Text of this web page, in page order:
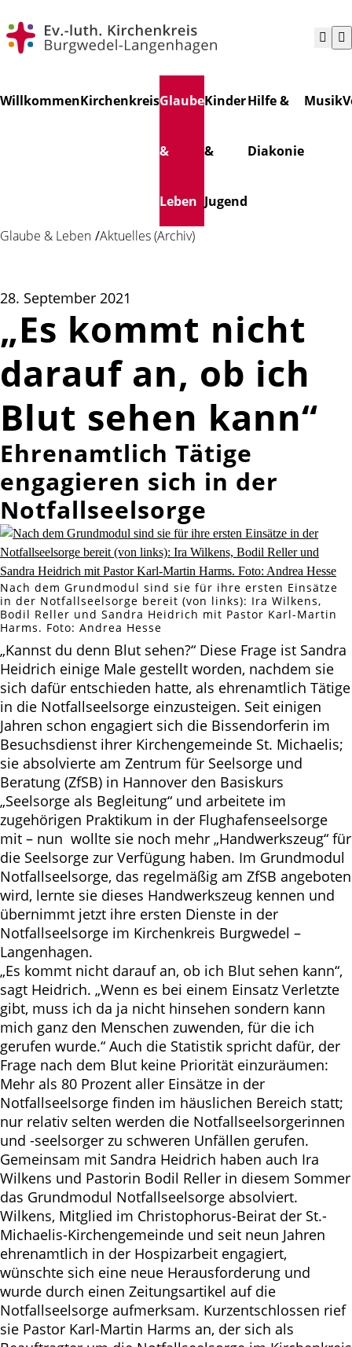
überspringen
WillkommenKirchenkreisGlaube
&
Leben
Kinder
&
Jugend
Hilfe &
Diakonie
Musik
Glaube & Leben Aktuelles (Archiv)
28. September 2021
„Es kommt nicht
darauf an, ob ich
Blut sehen kann“
Ehrenamtlich Tätige
engagieren sich in der
Notfallseelsorge
Nach dem Grundmodul sind sie für ihre ersten Einsätze
in der Notfallseelsorge bereit (von links): Ira Wilkens,
Bodil Reller und Sandra Heidrich mit Pastor Karl-Martin
Harms. Foto: Andrea Hesse
„Kannst du denn Blut sehen?“ Diese Frage ist Sandra
Heidrich einige Male gestellt worden, nachdem sie
sich dafür entschieden hatte, als ehrenamtlich Tätige
in die Notfallseelsorge einzusteigen. Seit einigen
Jahren schon engagiert sich die Bissendorferin im
Besuchsdienst ihrer Kirchengemeinde St. Michaelis;
sie absolvierte am Zentrum für Seelsorge und
Beratung (ZfSB) in Hannover den Basiskurs
„Seelsorge als Begleitung“ und arbeitete im
zugehörigen Praktikum in der Flughafenseelsorge
mit – nun wollte sie noch mehr „Handwerkszeug“ für
die Seelsorge zur Verfügung haben. Im Grundmodul
Notfallseelsorge, das regelmäßig am ZfSB angeboten
wird, lernte sie dieses Handwerkszeug kennen und
übernimmt jetzt ihre ersten Dienste in der
Notfallseelsorge im Kirchenkreis Burgwedel –
Langenhagen.
„Es kommt nicht darauf an, ob ich Blut sehen kann“,
sagt Heidrich. „Wenn es bei einem Einsatz Verletzte
gibt, muss ich da ja nicht hinsehen sondern kann
mich ganz den Menschen zuwenden, für die ich
gerufen wurde.“ Auch die Statistik spricht dafür, der
Frage nach dem Blut keine Priorität einzuräumen:
Mehr als 80 Prozent aller Einsätze in der
Notfallseelsorge finden im häuslichen Bereich statt;
nur relativ selten werden die Notfallseelsorgerinnen
und -seelsorger zu schweren Unfällen gerufen.
Gemeinsam mit Sandra Heidrich haben auch Ira
Wilkens und Pastorin Bodil Reller in diesem Sommer
das Grundmodul Notfallseelsorge absolviert.
Wilkens, Mitglied im Christophorus-Beirat der St.-
Michaelis-Kirchengemeinde und seit neun Jahren
ehrenamtlich in der Hospizarbeit engagiert,
wünschte sich eine neue Herausforderung und
wurde durch einen Zeitungsartikel auf die
Notfallseelsorge aufmerksam. Kurzentschlossen rief
sie Pastor Karl-Martin Harms an, der sich als